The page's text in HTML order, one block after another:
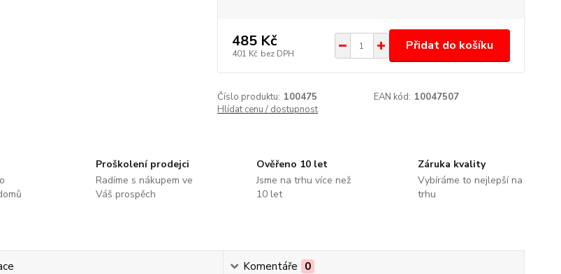
485 Kč
401 Kč bez DPH
Přidat do košíku
Číslo produktu: 100475 EAN kód: 10047507
Hlídat cenu / dostupnost
Proškolení prodejci
Radíme s nákupem ve
Váš prospěch
Ověřeno 10 let
Jsme na trhu více než
10 let
Záruka kvality
Vybíráme to nejlepší na
trhu
Komentáře 0